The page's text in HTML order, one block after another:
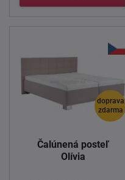
doprava
zdarma
Čalúnená posteľ
Olívia